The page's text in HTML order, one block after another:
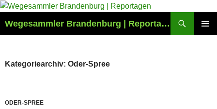
Zum
springen
Wegesammler Brandenburg | Reportagen
Kategoriearchiv: Oder-Spree
ODER-SPREE